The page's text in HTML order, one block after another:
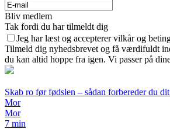
Bliv medlem
Tak fordi du har tilmeldt dig
Jeg har læst og accepterer vilkår og
Tilmeld dig nyhedsbrevet og få værdifuldt
du kan altid hoppe fra igen. Vi passer på
Skab ro før fødslen – sådan forbereder du
Mor
Mor
7 min